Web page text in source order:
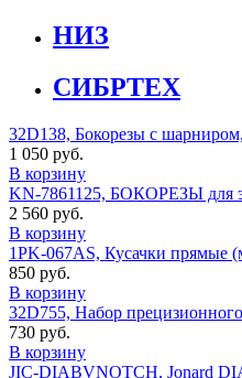
НИЗ
СИБРТЕХ
32D138, Бокорезы с
1 050 руб.
В корзину
KN-7861125, БОКОРЕЗЫ для
2 560 руб.
В корзину
1PK-067AS, Кусачки прямые
850 руб.
В корзину
32D755, Набор
730 руб.
В корзину
JIC-DIABVNOTCH, Jonard